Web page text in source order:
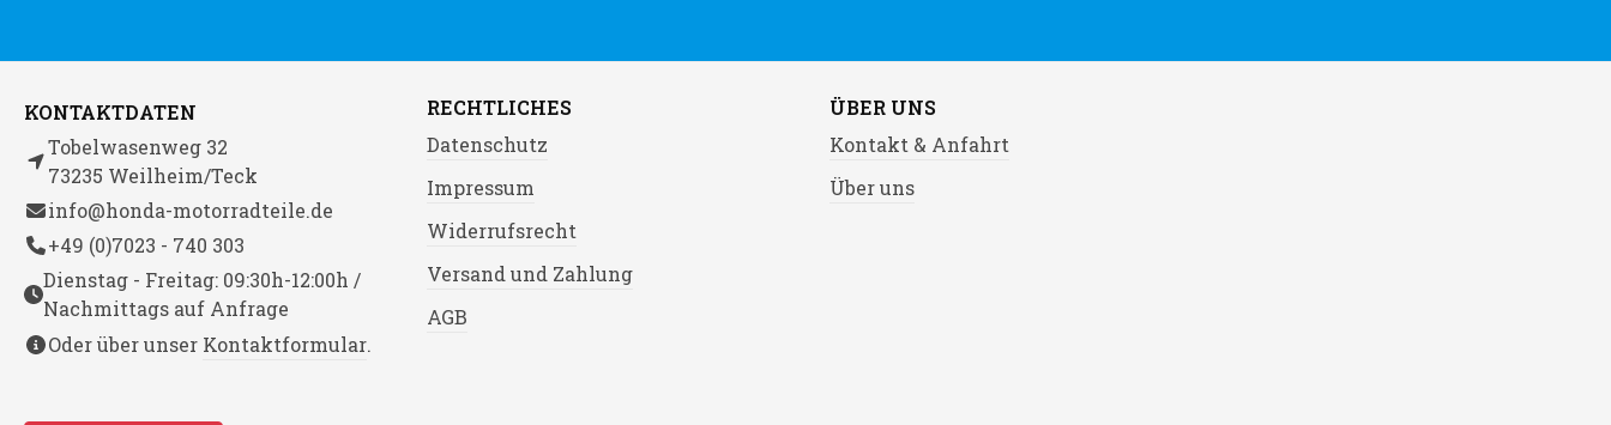
KONTAKTDATEN
Tobelwasenweg 32
73235 Weilheim/Teck
info@honda-motorradteile.de
+49 (0)7023 - 740 303
Dienstag - Freitag: 09:30h-12:00h /
Nachmittags auf Anfrage
Oder über unser Kontaktformular.
RECHTLICHES
Datenschutz
Impressum
Widerrufsrecht
Versand und Zahlung
AGB
ÜBER UNS
Kontakt & Anfahrt
Über uns